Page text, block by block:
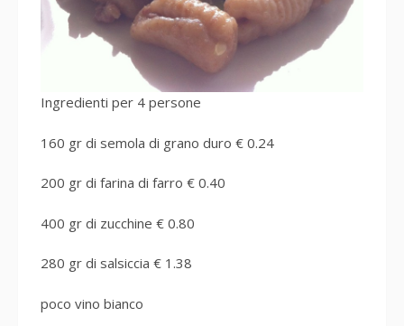
Ingredienti per 4 persone
160 gr di semola di grano duro € 0.24
200 gr di farina di farro € 0.40
400 gr di zucchine € 0.80
280 gr di salsiccia € 1.38
poco vino bianco